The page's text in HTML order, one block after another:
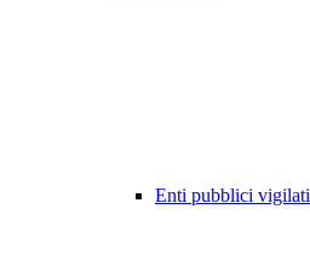
Enti pubblici vigilati